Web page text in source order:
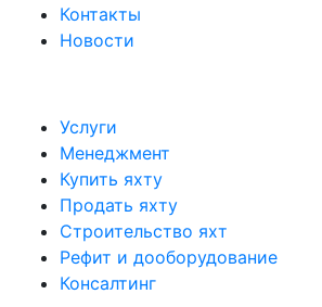
Контакты
Новости
Услуги
Менеджмент
Купить яхту
Продать яхту
Строительство яхт
Рефит и дооборудование
Консалтинг